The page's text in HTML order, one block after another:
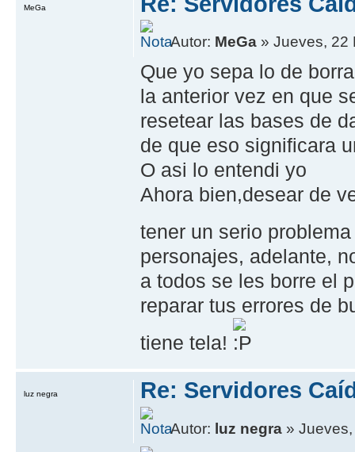
Autor: MeGa » Jueves, 22
Que yo sepa lo de
la anterior vez en que
resetear las bases de
de que eso significara
O asi lo entendi yo
Ahora bien,desear de
tener un serio
personajes, adelante,
a todos se les borre el
reparar tus errores de
tiene tela!
MeGa
Re: Servidores
Autor: luz negra »
luz negra